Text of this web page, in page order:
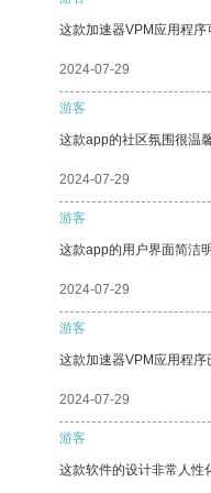
这款加速器VPM应用程序
2024-07-29
游客
这款app的社区氛围很温
2024-07-29
游客
这款app的用户界面简洁
2024-07-29
游客
这款加速器VPM应用程序
2024-07-29
游客
这款软件的设计非常人性